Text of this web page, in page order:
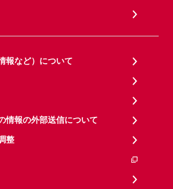
報など）について
情報の外部送信について
整